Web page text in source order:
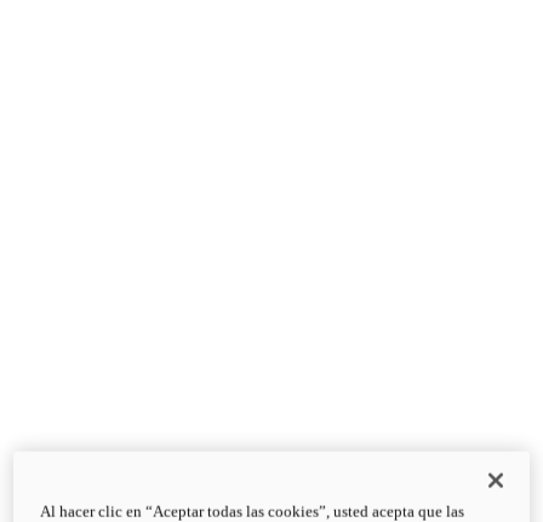
Al hacer clic en “Aceptar todas las cookies”, usted acepta que las